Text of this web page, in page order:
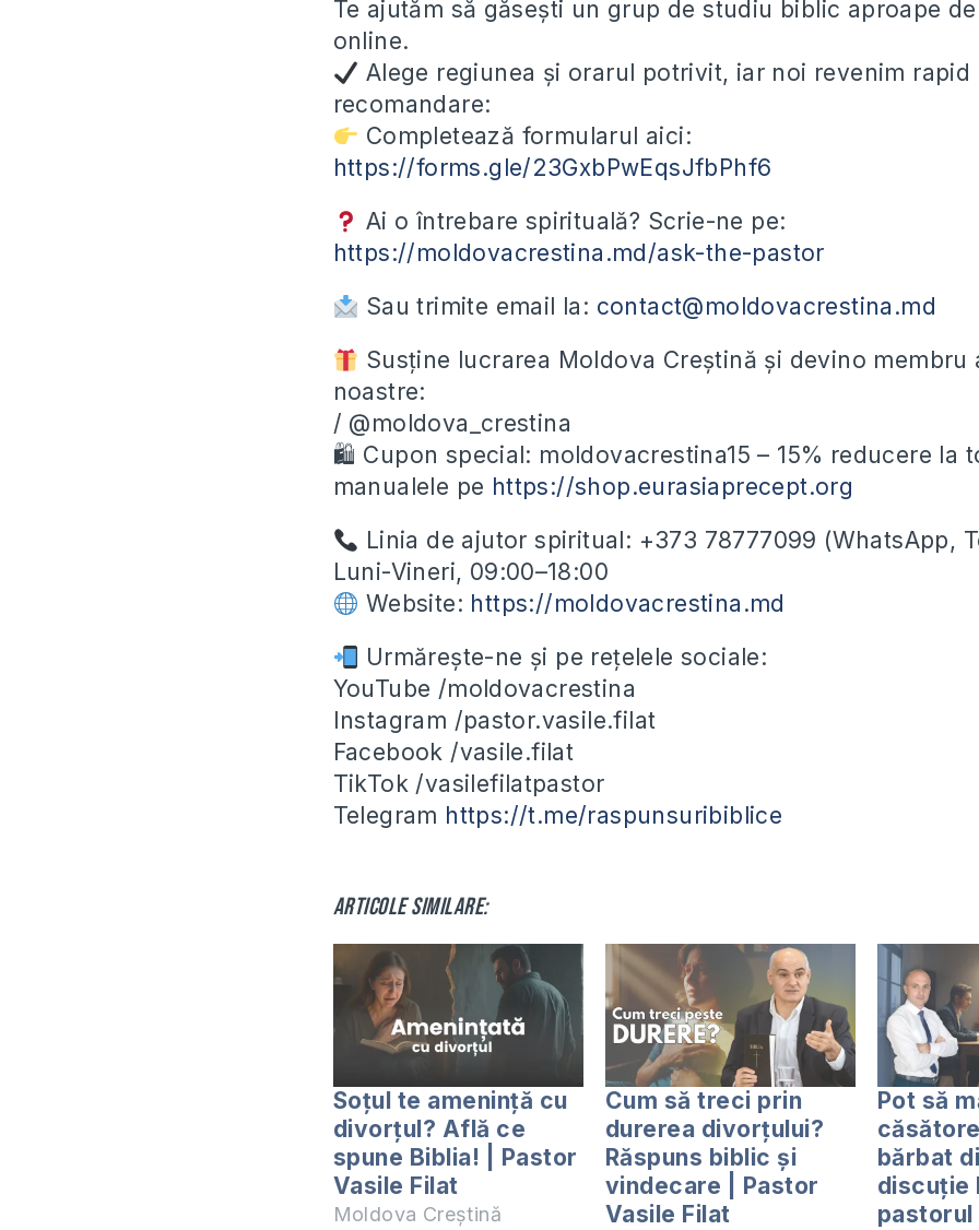
Te ajutăm să găsești un grup de studiu biblic aproape
online.
Alege regiunea și orarul potrivit, iar noi revenim rapid
recomandare:
Completează formularul aici:
https://forms.gle/23GxbPwEqsJfbPhf6
Ai o întrebare spirituală? Scrie-ne pe:
https://moldovacrestina.md/ask-the-pastor
Sau trimite email la: contact@moldovacrestina.md
Susține lucrarea Moldova Creștină și devino membru
noastre:
/ @moldova_crestina
🛍 Cupon special: moldovacrestina15 – 15% reducere la
manualele pe https://shop.eurasiaprecept.org
Linia de ajutor spiritual: +373 78777099 (WhatsApp,
Luni-Vineri, 09:00–18:00
Website: https://moldovacrestina.md
Urmărește-ne și pe rețelele sociale:
YouTube /moldovacrestina
Instagram /pastor.vasile.filat
Facebook /vasile.filat
TikTok /vasilefilatpastor
Telegram https://t.me/raspunsuribiblice
Articole similare:
Soțul te amenință cu
divorțul? Află ce
spune Biblia! | Pastor
Vasile Filat
Moldova Creștină
Cum să treci prin
durerea divorțului?
Răspuns biblic și
vindecare | Pastor
Vasile Filat
Pot să
bărbat
discuție
pastorul